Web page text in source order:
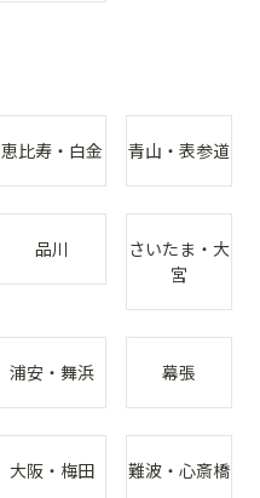
恵比寿・白金 青山・表参道
品川
さいたま・大
宮
浦安・舞浜 幕張
大阪・梅田 難波・心斎橋